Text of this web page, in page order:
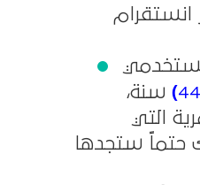
) سنة،
التي
حتماً ستجدها